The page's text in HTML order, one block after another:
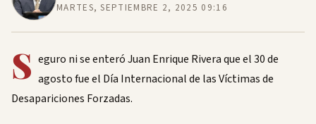
MARTES, SEPTIEMBRE 2, 2025 09:16
S eguro ni se enteró Juan Enrique Rivera que el 30 de
agosto fue el Día Internacional de las Víctimas de
Desapariciones Forzadas.